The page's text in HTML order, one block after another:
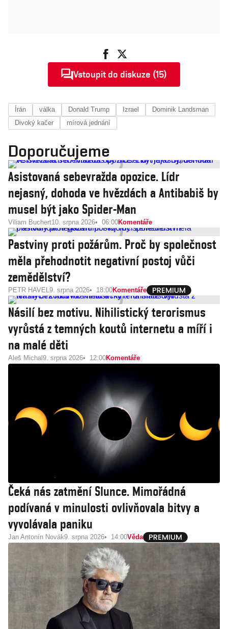
Vstoupit do diskuze (15)
Írán válka Donald Trump Izrael
Dominik Landsman
Divoký kačer
mírová jednání
Doporučujeme
Asistovaná sebevražda opozice. Lídr
nejasný, dohoda ve hvězdách a Antibabiš by
musel být jako Spider-Man
Viliam Buchert10. srpna 2026 06:00Komentáře
Pastviny proti požárům. Proč by společnost
měla přehodnotit negativní postoj vůči
zemědělství?
PETR HAVEL9. srpna 2026 18:00Komentáře
Násilí bez motivu. Nihilistický terorismus
vyrůstá z temných koutů internetu a míří i
na malé děti
Aleš Michal 9. srpna 2026 12:00Komentáře
Čeká nás zatmění Slunce. Mimořádná
podívaná v minulosti ovlivňovala bitvy a
vyvolávala paniku
Jan Antonín Novák9. srpna 2026 14:00Věda